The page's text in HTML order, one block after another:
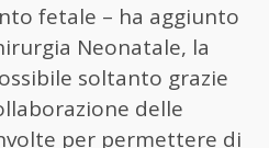
fetale – ha aggiunto
Neonatale, la
soltanto grazie
delle
per permettere di